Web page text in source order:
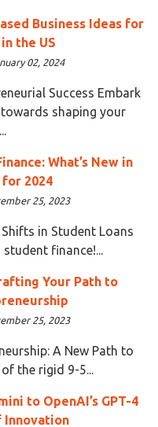
Business Ideas for
the US
02, 2024
Success Embark
shaping your
What’s New in
2024
25, 2023
in Student Loans
finance!...
Your Path to
25, 2023
A New Path to
the rigid 9-5...
to OpenAI’s GPT-4
Innovation